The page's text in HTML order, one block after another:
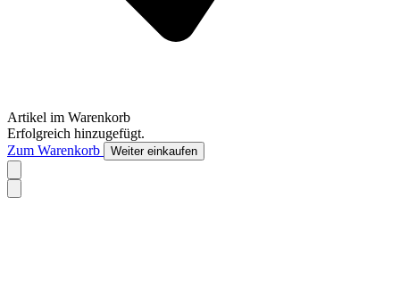
Artikel im Warenkorb
Erfolgreich hinzugefügt.
Zum Warenkorb
Weiter einkaufen